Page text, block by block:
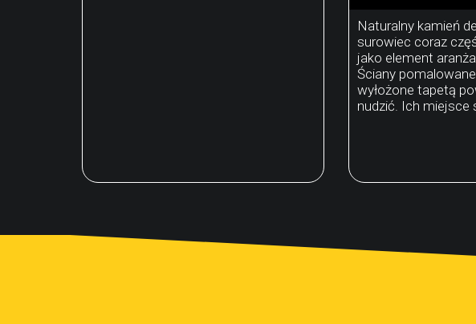
Naturalny kamień
surowiec coraz
jako element
Ściany
wyłożone tapetą
nudzić. Ich miejsce